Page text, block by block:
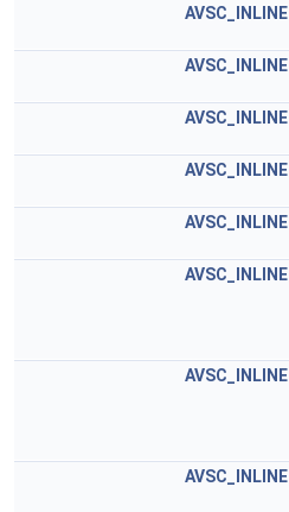
AVSC_INLINE
AVSC_INLINE
AVSC_INLINE
AVSC_INLINE
AVSC_INLINE
AVSC_INLINE
AVSC_INLINE
AVSC_INLINE